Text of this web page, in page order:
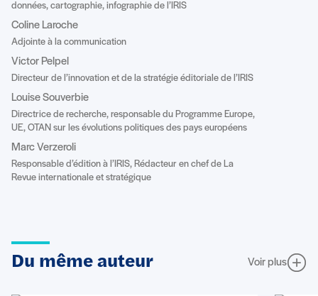
données, cartographie, infographie de l’IRIS
Coline Laroche
Adjointe à la communication
Victor Pelpel
Directeur de l’innovation et de la stratégie éditoriale de l’IRIS
Louise Souverbie
Directrice de recherche, responsable du Programme Europe,
UE, OTAN sur les évolutions politiques des pays européens
Marc Verzeroli
Responsable d’édition à l’IRIS, Rédacteur en chef de La
Revue internationale et stratégique
Du même auteur Voir plus